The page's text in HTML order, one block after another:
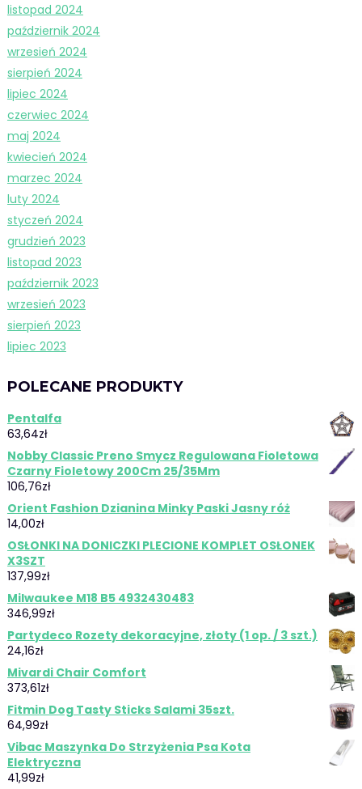
listopad 2024
październik 2024
wrzesień 2024
sierpień 2024
lipiec 2024
czerwiec 2024
maj 2024
kwiecień 2024
marzec 2024
luty 2024
styczeń 2024
grudzień 2023
listopad 2023
październik 2023
wrzesień 2023
sierpień 2023
lipiec 2023
POLECANE PRODUKTY
Pentalfa
63,64zł
Nobby Classic Preno Smycz Regulowana Fioletowa
Czarny Fioletowy 200Cm 25/35Mm
106,76zł
Orient Fashion Dzianina Minky Paski Jasny róż
14,00zł
OSŁONKI NA DONICZKI PLECIONE KOMPLET OSŁONEK
X3SZT
137,99zł
Milwaukee M18 B5 4932430483
346,99zł
Partydeco Rozety dekoracyjne, złoty (1 op. / 3 szt.)
24,16zł
Mivardi Chair Comfort
373,61zł
Fitmin Dog Tasty Sticks Salami 35szt.
64,99zł
Vibac Maszynka Do Strzyżenia Psa Kota
Elektryczna
41,99zł